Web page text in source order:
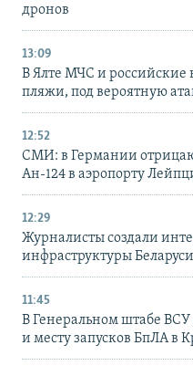
дронов
13:09
В Ялте МЧС и российские
пляжи, под вероятную
12:52
СМИ: в Германии
Ан-124 в аэропорту
12:29
Журналисты создали
инфраструктуры
11:45
В Генеральном штабе ВСУ
и месту запусков БпЛА в